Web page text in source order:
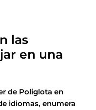
las
en una
de Poliglota en
idiomas, enumera